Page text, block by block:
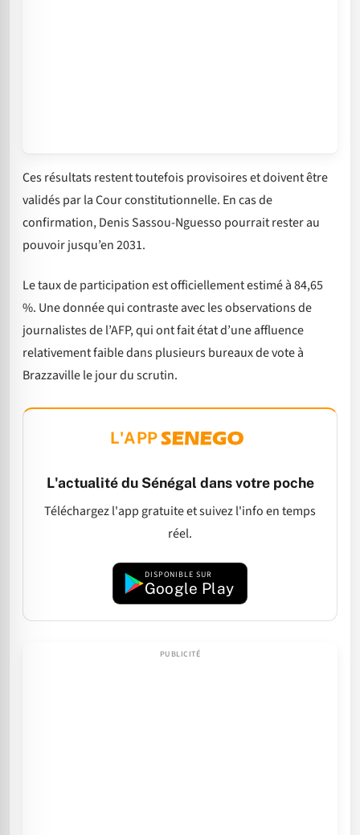
Ces résultats restent toutefois provisoires et doivent être
validés par la Cour constitutionnelle. En cas de
confirmation, Denis Sassou-Nguesso pourrait rester au
pouvoir jusqu’en 2031.
Le taux de participation est officiellement estimé à 84,65
%. Une donnée qui contraste avec les observations de
journalistes de l’AFP, qui ont fait état d’une affluence
relativement faible dans plusieurs bureaux de vote à
Brazzaville le jour du scrutin.
L'APP
L'actualité du Sénégal dans votre poche
Téléchargez l'app gratuite et suivez l'info en temps
réel.
DISPONIBLE SUR
Google Play